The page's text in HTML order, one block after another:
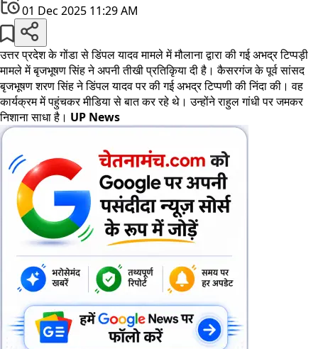
01 Dec 2025 11:29 AM
उत्तर प्रदेश के गोंडा से डिंपल यादव मामले में मौलाना द्वारा की गई अभद्र टिप्पड़ी
मामले में बृजभूषण सिंह ने अपनी तीखी प्रतिकिृया दी है। कैसरगंज के पूर्व सांसद
बृजभूषण शरण सिंह ने डिंपल यादव पर की गई अभद्र टिप्पणी की निंदा की। वह
कार्यक्रम में पहुंचकर मीडिया से बात कर रहे थे। उन्होंने राहुल गांधी पर जमकर
निशाना साधा है। UP News